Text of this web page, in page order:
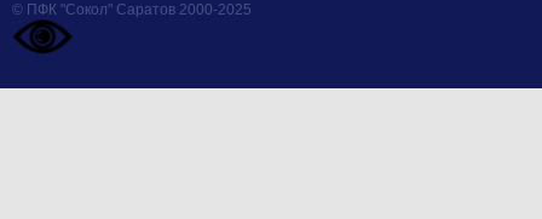
© ПФК "Сокол" Саратов 2000-2025